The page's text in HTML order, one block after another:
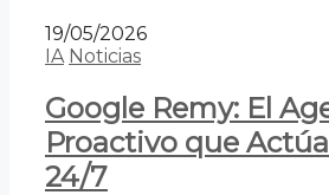
19/05/2026
IA Noticias
Google Remy: El
Proactivo que
24/7